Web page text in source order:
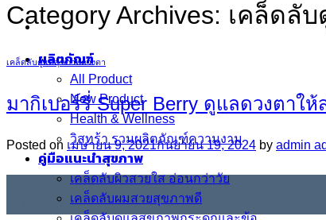
ผลิตภัณฑ์
All Product
New Product
Health & Wellness
วิสทร้า รวมผลิตภัณฑ์ความงาม
คู่มือแนะนำสุขภาพ
เคล็ดลับผิวสวยใส อ่อนกว่าวัย
เคล็ดลับผมสวยสุขภาพดี
Category Archives: เคล็ดลั
เคล็ดลับดูแลสุขภาพดวงตา
มากิเบอร์รี่ Super Berry ดูแลดวงตาให้
Posted on เมษายน 9, 2021กันยายน 19, 2024 by admin